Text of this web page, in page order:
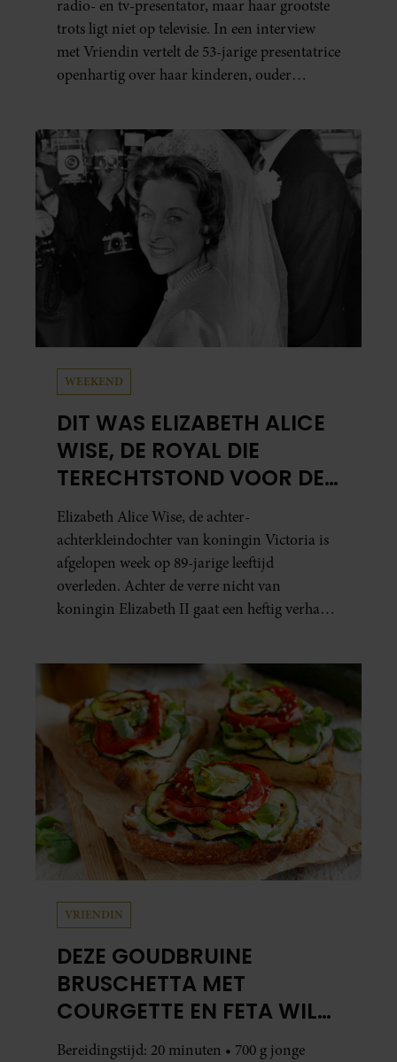
radio- en tv-presentator, maar haar grootste
trots ligt niet op televisie. In een interview
met Vriendin vertelt de 53-jarige presentatrice
openhartig over haar kinderen, ouder
welke levenslessen haar vandaag de dag het
meest bezighouden.
WEEKEND
DIT WAS ELIZABETH ALICE
WISE, DE ROYAL DIE
TERECHTSTOND VOOR DE
DOOD VAN HAAR BABY
Elizabeth Alice Wise, de achter-
achterkleindochter van koningin Victoria is
afgelopen week op 89-jarige leeftijd
overleden. Achter de verre nicht van
koningin Elizabeth II gaat een heftig verhaal
VRIENDIN
DEZE GOUDBRUINE
BRUSCHETTA MET
COURGETTE EN FETA WIL
JE METEEN MAKEN
Bereidingstijd: 20 minuten • 700 g jonge